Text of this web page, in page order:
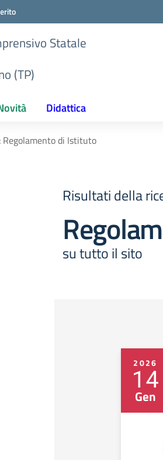
Statale
(TP)
Didattica
Regolamento di Istituto
Risultati della
sututto il sito
2026
14
Gen